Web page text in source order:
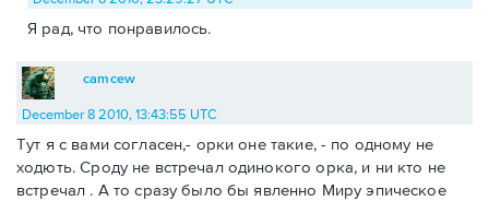
Я рад, что понравилось.
camcew
December 8 2010, 13:43:55 UTC
Тут я с вами согласен,- орки оне такие, - по одному не
ходють. Сроду не встречал одинокого орка, и ни кто не
встречал . А то сразу было бы явленно Миру эпическое